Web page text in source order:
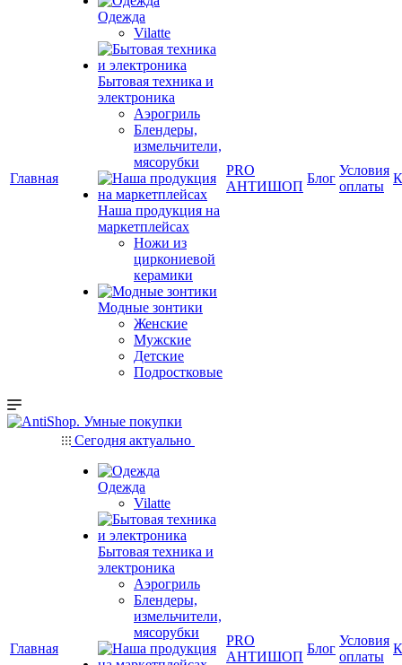
Главная
Одежда
Vilatte
Бытовая техника и
электроника
Аэрогриль
Блендеры,
измельчители,
мясорубки
Наша продукция на
маркетплейсах
Ножи из
циркониевой
керамики
Модные зонтики
Женские
Мужские
Детские
Подростковые
PRO
АНТИШОП
Блог
Условия
оплаты
Главная
Сегодня актуально
Одежда
Vilatte
Бытовая техника и
электроника
Аэрогриль
Блендеры,
измельчители,
мясорубки
PRO
АНТИШОП
Блог
Условия
оплаты